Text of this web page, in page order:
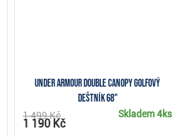
Under Armour Double Canopy golfový
deštník 68"
Skladem4ks
1 499 Kč
1 190 Kč